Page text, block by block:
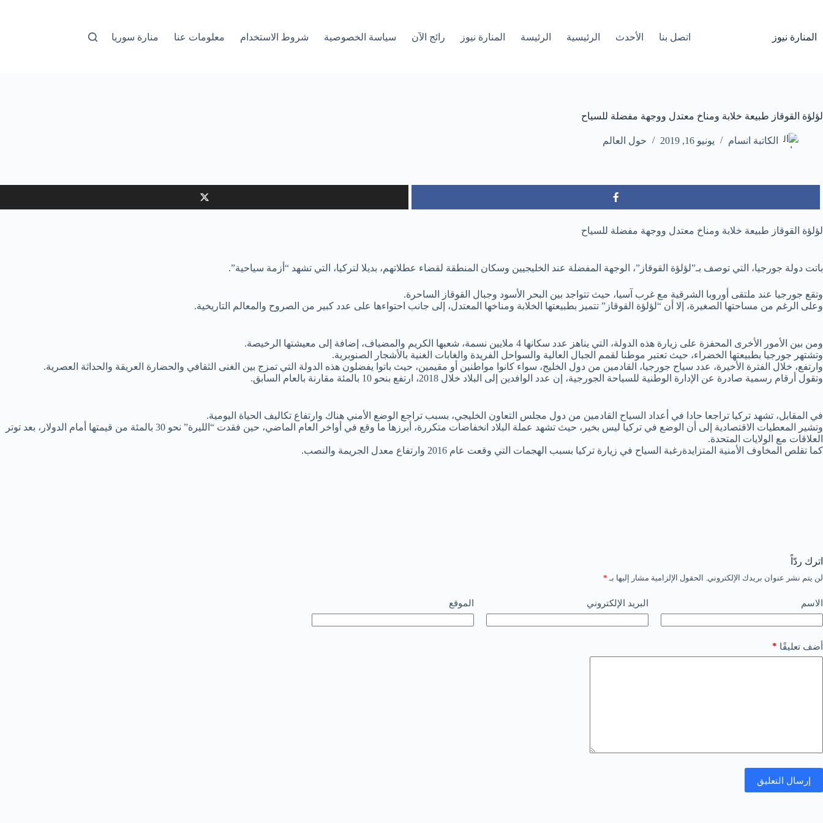
المنارة نيوز اتصل بنا الأحدث الرئيسية الرئیسة المنارة نيوز رائج الآن سياسة الخصوصية شروط الاستخدام معلومات عنا منارة سوريا
لؤلؤة القوقاز طبيعة خلابة ومناخ معتدل ووجهة مفضلة للسياح
الكاتبة انسام يونيو 16, 2019 حول العالم
لؤلؤة القوقاز طبيعة خلابة ومناخ معتدل ووجهة مفضلة للسياح
باتت دولة جورجيا، التي توصف بـ”لؤلؤة القوقاز”، الوجهة المفضلة عند الخليجيين وسكان المنطقة لقضاء عطلاتهم، بديلا لتركيا، التي تشهد “أزمة سياحية”.
وتقع جورجيا عند ملتقى أوروبا الشرقية مع غرب آسيا، حيث تتواجد بين البحر الأسود وجبال القوقاز الساحرة.
وعلى الرغم من مساحتها الصغيرة، إلا أن “لؤلؤة القوقاز” تتميز بطبيعتها الخلابة ومناخها المعتدل، إلى جانب احتواءها على عدد كبير من الصروح والمعالم التاريخية.
ومن بين الأمور الأخرى المحفزة على زيارة هذه الدولة، التي يناهز عدد سكانها 4 ملايين نسمة، شعبها الكريم والمضياف، إضافة إلى معيشتها الرخيصة.
وتشتهر جورجيا بطبيعتها الخضراء، حيث تعتبر موطنا لقمم الجبال العالية والسواحل الفريدة والغابات الغنية بالأشجار الصنوبرية.
وارتفع، خلال الفترة الأخيرة، عدد سياح جورجيا، القادمين من دول الخليج، سواء كانوا مواطنين أو مقيمين، حيث باتوا يفضلون هذه الدولة التي تمزج بين الغنى الثقافي والحضارة العريقة والحداثة العصرية.
وتقول أرقام رسمية صادرة عن الإدارة الوطنية للسياحة الجورجية، إن عدد الوافدين إلى البلاد خلال 2018، ارتفع بنحو 10 بالمئة مقارنة بالعام السابق.
في المقابل، تشهد تركيا تراجعا حادا في أعداد السياح القادمين من دول مجلس التعاون الخليجي، بسبب تراجع الوضع الأمني هناك وارتفاع تكاليف الحياة اليومية.
وتشير المعطيات الاقتصادية إلى أن الوضع في تركيا ليس بخير، حيث تشهد عملة البلاد انخفاضات متكررة، أبرزها ما وقع في أواخر العام الماضي، حين فقدت “الليرة” نحو 30 بالمئة من قيمتها أمام الدولار، بعد توتر
العلاقات مع الولايات المتحدة.
كما تقلص المخاوف الأمنية المتزايدةرغبة السياح في زيارة تركيا بسبب الهجمات التي وقعت عام 2016 وارتفاع معدل الجريمة والنصب.
اترك ردّاً
لن يتم نشر عنوان بريدك الإلكتروني. الحقول الإلزامية مشار إليها بـ *
الاسم البريد الإلكتروني الموقع
أضف تعليقًا *
إرسال التعليق